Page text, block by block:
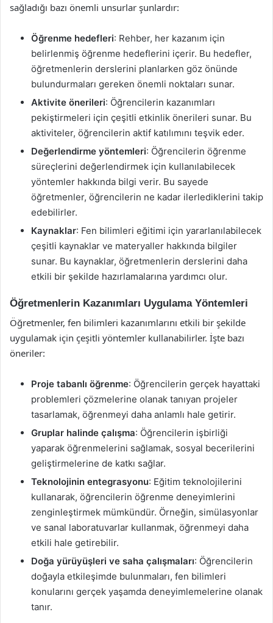
sağladığı bazı önemli unsurlar şunlardır:
Öğrenme hedefleri: Rehber, her kazanım için
belirlenmiş öğrenme hedeflerini içerir. Bu hedefler,
öğretmenlerin derslerini planlarken göz önünde
bulundurmaları gereken önemli noktaları sunar.
Aktivite önerileri: Öğrencilerin kazanımları
pekiştirmeleri için çeşitli etkinlik önerileri sunar. Bu
aktiviteler, öğrencilerin aktif katılımını teşvik eder.
Değerlendirme yöntemleri: Öğrencilerin öğrenme
süreçlerini değerlendirmek için kullanılabilecek
yöntemler hakkında bilgi verir. Bu sayede
öğretmenler, öğrencilerin ne kadar ilerlediklerini takip
edebilirler.
Kaynaklar: Fen bilimleri eğitimi için yararlanılabilecek
çeşitli kaynaklar ve materyaller hakkında bilgiler
sunar. Bu kaynaklar, öğretmenlerin derslerini daha
etkili bir şekilde hazırlamalarına yardımcı olur.
Öğretmenlerin Kazanımları Uygulama Yöntemleri
Öğretmenler, fen bilimleri kazanımlarını etkili bir şekilde
uygulamak için çeşitli yöntemler kullanabilirler. İşte bazı
öneriler:
Proje tabanlı öğrenme: Öğrencilerin gerçek hayattaki
problemleri çözmelerine olanak tanıyan projeler
tasarlamak, öğrenmeyi daha anlamlı hale getirir.
Gruplar halinde çalışma: Öğrencilerin işbirliği
yaparak öğrenmelerini sağlamak, sosyal becerilerini
geliştirmelerine de katkı sağlar.
Teknolojinin entegrasyonu: Eğitim teknolojilerini
kullanarak, öğrencilerin öğrenme deneyimlerini
zenginleştirmek mümkündür. Örneğin, simülasyonlar
ve sanal laboratuvarlar kullanmak, öğrenmeyi daha
etkili hale getirebilir.
Doğa yürüyüşleri ve saha çalışmaları: Öğrencilerin
doğayla etkileşimde bulunmaları, fen bilimleri
konularını gerçek yaşamda deneyimlemelerine olanak
tanır.